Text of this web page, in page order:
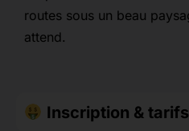
routes sous un beau
attend.
Inscription & tarifs